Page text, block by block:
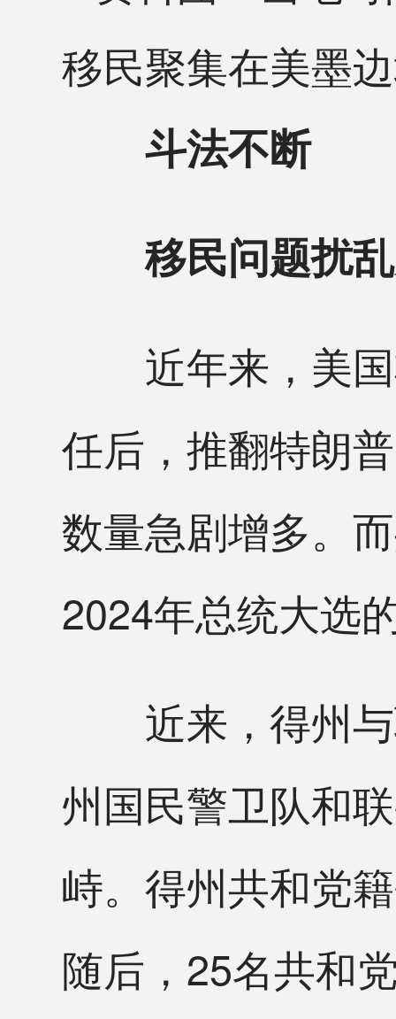
移民聚集在美墨
斗法不断
移民问题扰乱
近年来，美国
任后，推翻特朗
数量急剧增多。
2024年总统大选
近来，得州与
州国民警卫队和
峙。得州共和党
随后，25名共和